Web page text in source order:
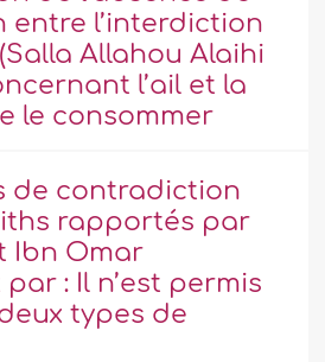
l’interdiction
Allahou Alaihi
l’ail et la
le consommer
de contradiction
rapportés par
Ibn Omar
: Il n’est permis
types de